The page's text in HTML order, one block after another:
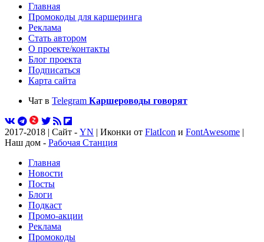
Главная
Промокоды для каршеринга
Реклама
Стать автором
О проекте/контакты
Блог проекта
Подписаться
Карта сайта
Чат в Telegram Каршероводы говорят
2017-2018 | Сайт - YN | Иконки от FlatIcon и FontAwesome |
Наш дом - Рабочая Станция
Главная
Новости
Посты
Блоги
Подкаст
Промо-акции
Реклама
Промокоды